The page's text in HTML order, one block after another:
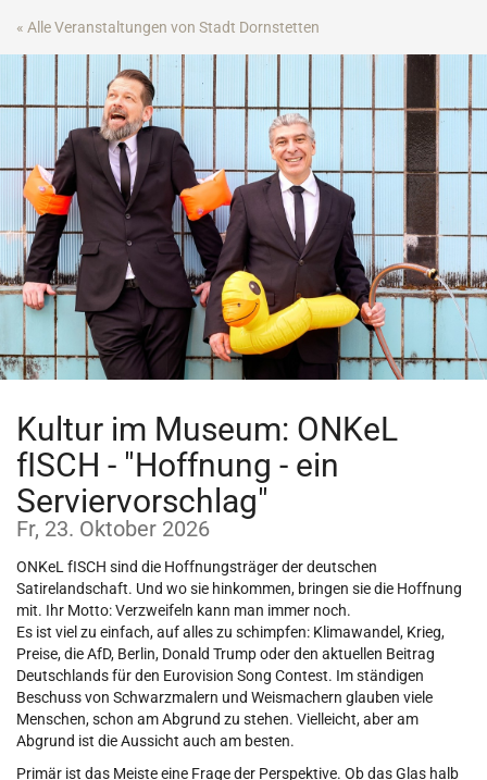
Zum
Inhalt
springen
« Alle Veranstaltungen von Stadt Dornstetten
Kultur im Museum: ONKeL
fISCH - "Hoffnung - ein
Serviervorschlag"
Fr, 23. Oktober 2026
ONKeL fISCH sind die Hoffnungsträger der deutschen
Satirelandschaft. Und wo sie hinkommen, bringen sie die Hoffnung
mit. Ihr Motto: Verzweifeln kann man immer noch.
Es ist viel zu einfach, auf alles zu schimpfen: Klimawandel, Krieg,
Preise, die AfD, Berlin, Donald Trump oder den aktuellen Beitrag
Deutschlands für den Eurovision Song Contest. Im ständigen
Beschuss von Schwarzmalern und Weismachern glauben viele
Menschen, schon am Abgrund zu stehen. Vielleicht, aber am
Abgrund ist die Aussicht auch am besten.
Primär ist das Meiste eine Frage der Perspektive. Ob das Glas halb